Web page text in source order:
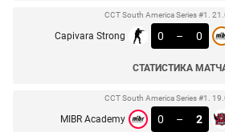
CCT South America Series #1.
Capivara Strong 0 – 0
СТАТИСТИКА
CCT South America Series #1.
MIBR Academy 0 – 2